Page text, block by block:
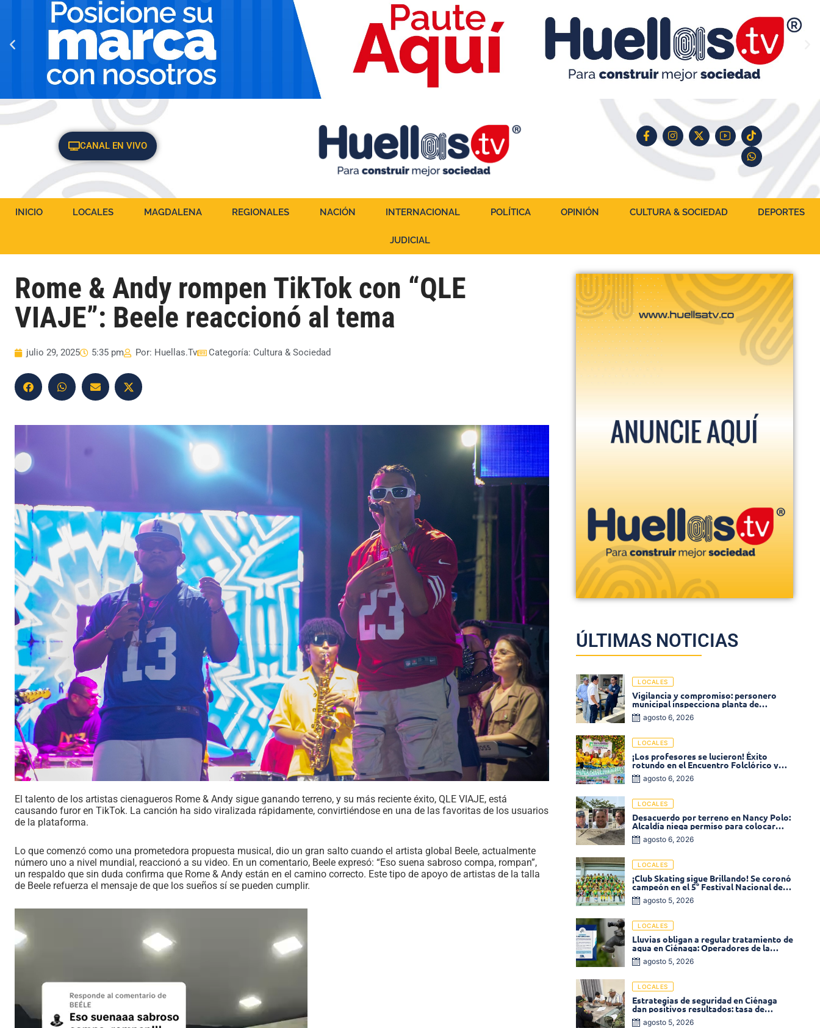
CANAL EN VIVO
INICIO LOCALES MAGDALENA REGIONALES NACIÓN INTERNACIONAL POLÍTICA OPINIÓN CULTURA & SOCIEDAD DEPORTES
JUDICIAL
Rome & Andy rompen TikTok con “QLE
VIAJE”: Beele reaccionó al tema
julio 29, 2025 5:35 pm Por: Huellas.Tv Categoría: Cultura & Sociedad
El talento de los artistas cienagueros Rome & Andy sigue ganando terreno, y su más reciente éxito, QLE VIAJE, está
causando furor en TikTok. La canción ha sido viralizada rápidamente, convirtiéndose en una de las favoritas de los usuarios
de la plataforma.
Lo que comenzó como una prometedora propuesta musical, dio un gran salto cuando el artista global Beele, actualmente
número uno a nivel mundial, reaccionó a su video. En un comentario, Beele expresó: “Eso suena sabroso compa, rompan”,
un respaldo que sin duda confirma que Rome & Andy están en el camino correcto. Este tipo de apoyo de artistas de la talla
de Beele refuerza el mensaje de que los sueños sí se pueden cumplir.
de
vídeo
ÚLTIMAS NOTICIAS
LOCALES
Vigilancia y compromiso: personero
municipal inspecciona planta de
tratamiento de agua
agosto 6, 2026
LOCALES
¡Los profesores se lucieron! Éxito
rotundo en el Encuentro Folclórico y
Cultural del Magisterio 2026 en Ciénaga
agosto 6, 2026
LOCALES
Desacuerdo por terreno en Nancy Polo:
Alcaldía niega permiso para colocar
venta de comidas
agosto 6, 2026
LOCALES
¡Club Skating sigue Brillando! Se coronó
campeón en el 5° Festival Nacional de
Patinaje «Soledad sobre Ruedas»
agosto 5, 2026
LOCALES
Lluvias obligan a regular tratamiento de
agua en Ciénaga: Operadores de la
Sierra anuncia baja presión en varios
sectores
agosto 5, 2026
LOCALES
Estrategias de seguridad en Ciénaga
dan positivos resultados: tasa de
homicidios disminuyó un 58% en 2026
agosto 5, 2026